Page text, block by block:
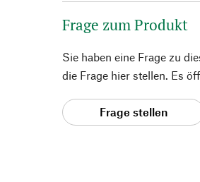
Frage zum Produkt
Sie haben eine Frage zu
die Frage hier stellen. Es
Frage stellen